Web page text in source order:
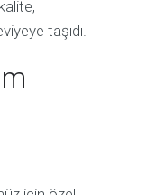
taşıdı.